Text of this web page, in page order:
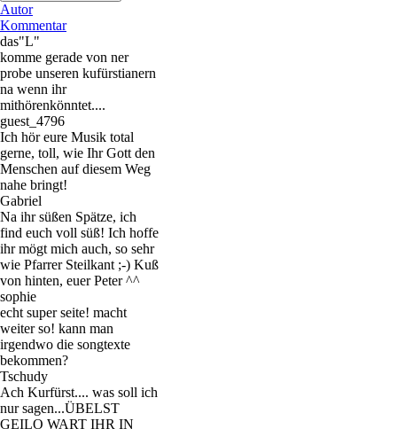
Autor
Kommentar
das"L"
komme gerade von ner
probe unseren kufürstianern
na wenn ihr
mithörenkönntet....
guest_4796
Ich hör eure Musik total
gerne, toll, wie Ihr Gott den
Menschen auf diesem Weg
nahe bringt!
Gabriel
Na ihr süßen Spätze, ich
find euch voll süß! Ich hoffe
ihr mögt mich auch, so sehr
wie Pfarrer Steilkant ;-) Kuß
von hinten, euer Peter ^^
sophie
echt super seite! macht
weiter so! kann man
irgendwo die songtexte
bekommen?
Tschudy
Ach Kurfürst.... was soll ich
nur sagen...ÜBELST
GEILO WART IHR IN